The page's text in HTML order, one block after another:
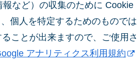
など）の収集のために Cookie
個人を特定するためのものでは
ことが出来ますので、ご使用さ
アナリティクス利用規約